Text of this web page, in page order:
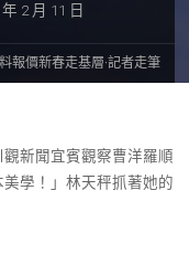
2 月 11 日
報價新春走基層·記者走筆
觀新聞宜賓觀察曹洋羅順
美學！」林天秤抓著她的